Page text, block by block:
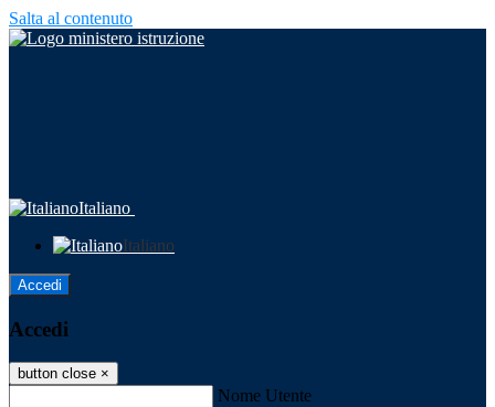
Salta al contenuto
Italiano
Italiano
Accedi
Accedi
button close ×
Nome Utente